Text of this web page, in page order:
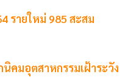
รายใหม่ 985 สะสม
คมอุตสาหกรรมเฝ้าระวัง